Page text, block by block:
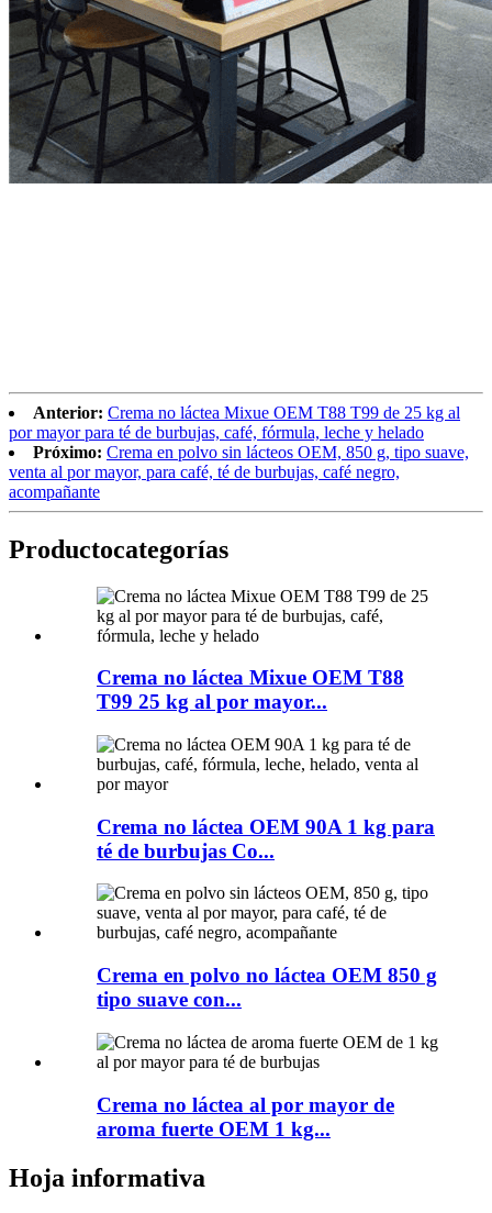
Anterior: Crema no láctea Mixue OEM T88 T99 de 25 kg al
por mayor para té de burbujas, café, fórmula, leche y helado
Próximo: Crema en polvo sin lácteos OEM, 850 g, tipo suave,
venta al por mayor, para café, té de burbujas, café negro,
acompañante
Productocategorías
Crema no láctea Mixue OEM T88
T99 25 kg al por mayor...
Crema no láctea OEM 90A 1 kg para
té de burbujas Co...
Crema en polvo no láctea OEM 850 g
tipo suave con...
Crema no láctea al por mayor de
aroma fuerte OEM 1 kg...
Hoja informativa